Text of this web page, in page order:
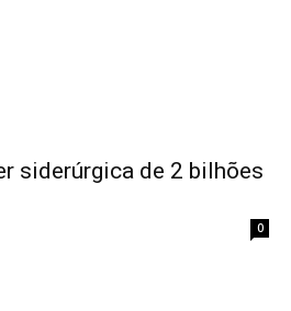
siderúrgica de 2 bilhões
0